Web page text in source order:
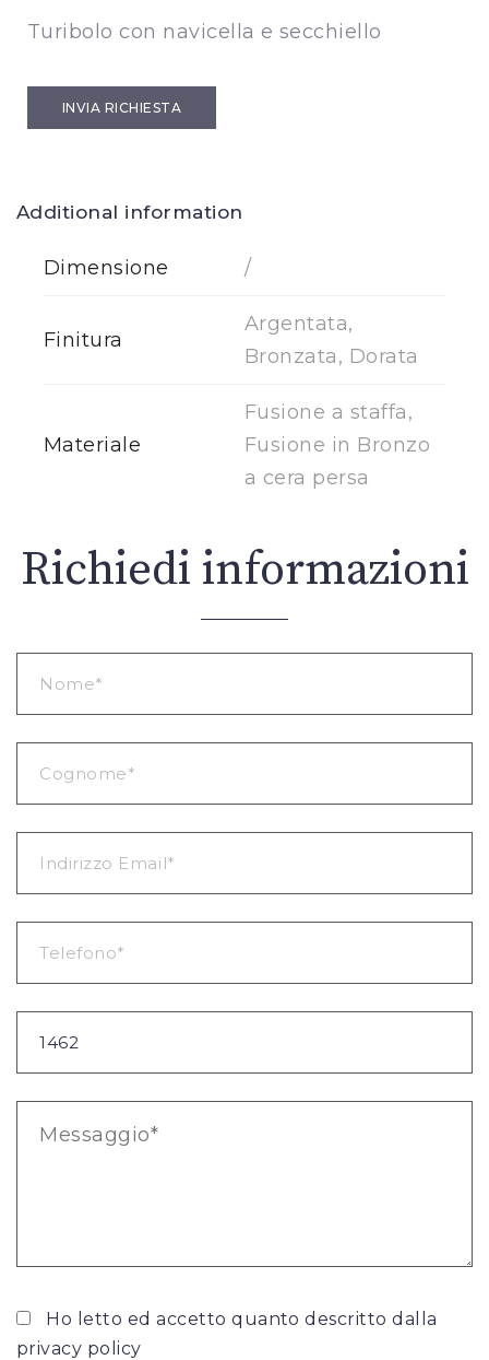
Turibolo con navicella e secchiello
INVIA RICHIESTA
Additional information
Dimensione /
Finitura
Argentata,
Bronzata, Dorata
Materiale
Fusione a staffa,
Fusione in Bronzo
a cera persa
Richiedi informazioni
Ho letto ed accetto quanto descritto dalla
privacy policy